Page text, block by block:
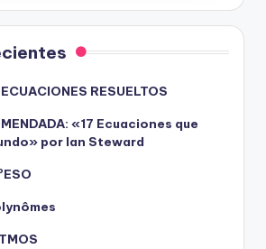
RESUELTOS
«17 Ecuaciones que
por Ian Steward